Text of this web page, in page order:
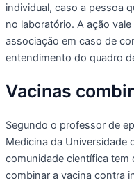
individual, caso a pessoa
no laboratório. A ação
associação em caso de
entendimento do quadro
Vacinas
Segundo o professor de
Medicina da Universidade
comunidade científica tem
combinar a vacina contra